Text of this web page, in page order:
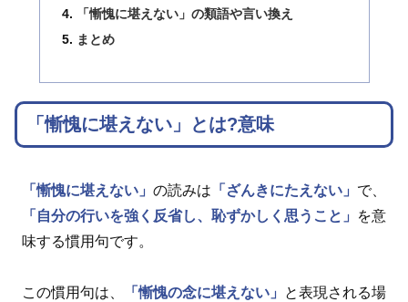
「慚愧に堪えない」の類語や言い換え
まとめ
「慚愧に堪えない」とは?意味
「慚愧に堪えない」 の読みは 「ざんきにたえない」 で、
「自分の行いを強く反省し、恥ずかしく思うこと」
を意
味する慣用句です。
この慣用句は、 「慚愧の念に堪えない」
と表現される場